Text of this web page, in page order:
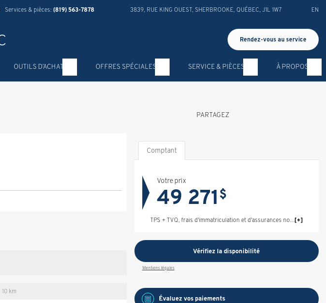
Services & pièces: (819) 563-7878 3839, RUE KING OUEST SHERBROOKE QUÉBEC J1L 1W7 EN
Rendez-vous au service
OUTILS D’ACHAT OFFRES SPÉCIALES SERVICE & PIÈCES À PROPOS
PARTAGEZ
10 km
Comptant
Votre prix
49 271$
TPS + TVQ, frais d'immatriculation et d'assurances non inclus.
Vérifiez la disponibilité
Mentions légales
Évaluez vos paiements